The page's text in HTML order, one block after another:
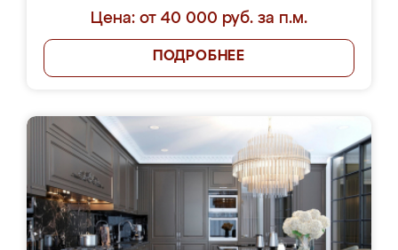
Цена: от 40 000 руб. за п.м.
ПОДРОБНЕЕ